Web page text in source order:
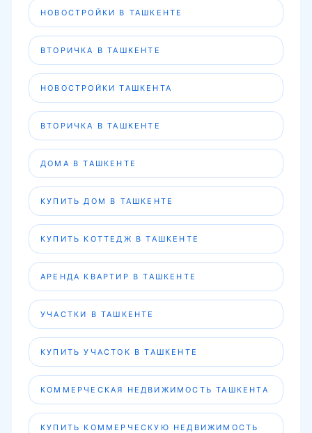
НОВОСТРОЙКИ В ТАШКЕНТЕ
ВТОРИЧКА В ТАШКЕНТЕ
НОВОСТРОЙКИ ТАШКЕНТА
ВТОРИЧКА В ТАШКЕНТЕ
ДОМА В ТАШКЕНТЕ
КУПИТЬ ДОМ В ТАШКЕНТЕ
КУПИТЬ КОТТЕДЖ В ТАШКЕНТЕ
АРЕНДА КВАРТИР В ТАШКЕНТЕ
УЧАСТКИ В ТАШКЕНТЕ
КУПИТЬ УЧАСТОК В ТАШКЕНТЕ
КОММЕРЧЕСКАЯ НЕДВИЖИМОСТЬ ТАШКЕНТА
КУПИТЬ КОММЕРЧЕСКУЮ НЕДВИЖИМОСТЬ